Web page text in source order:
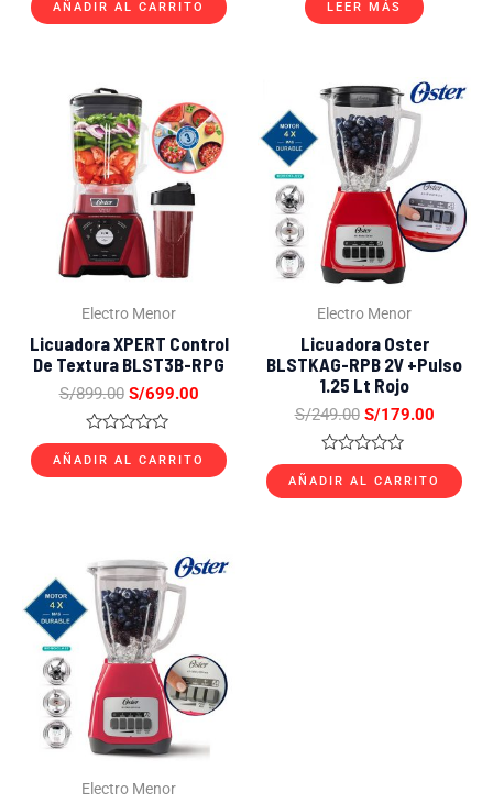
con
0
AÑADIR AL CARRITO
con
0
LEER MÁS
Electro Menor
Licuadora XPERT Control
De Textura BLST3B-RPG
S/899.00
precio
original
era:
S/899.00.
S/699.00
precio
actual
es:
S/699.00.
Valorado
con
0
AÑADIR AL CARRITO
Electro Menor
Licuadora Oster
BLSTKAG-RPB 2V +Pulso
1.25 Lt Rojo
S/249.00
El
precio
original
era:
S/249.00.
S/179.00
El
precio
Valorado
con
0
AÑADIR AL CARRITO
Electro Menor
El
precio
original
era:
S/249.00.
El
precio